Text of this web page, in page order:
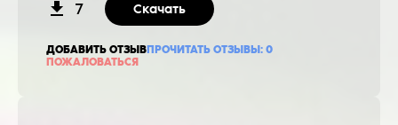
7 Скачать
ДОБАВИТЬ ОТЗЫВПРОЧИТАТЬ ОТЗЫВЫ: 0
ПОЖАЛОВАТЬСЯ